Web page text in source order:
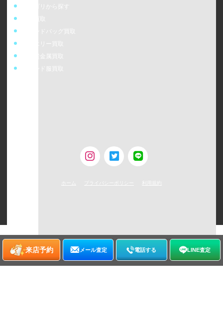
カテゴリから探す
ブランドバッグ買取
ジュエリー買取
金・貴金属買取
ブランド服買取
来店予約 メール査定 電話する LINE査定